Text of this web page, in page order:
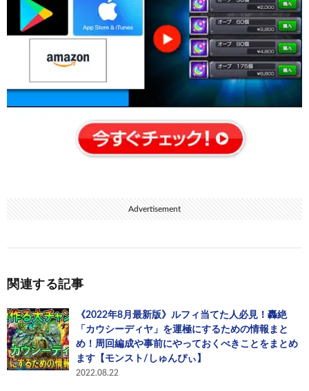
Advertisement
関連する記事
《2022年8月最新版》ルフィ当てた人必見！轟絶
「カウシーディヤ」を運極にするための情報まと
め！周回編成や事前にやっておくべきことをまとめ
ます【モンスト/しゅんぴぃ】
2022.08.22